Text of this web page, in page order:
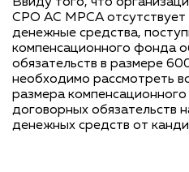
СРО АС МРСА отсутствует
денежные средства,
компенсационного фонда
обязательств в размере
необходимо рассмотреть
размера
договорных обязательств
денежных средств от